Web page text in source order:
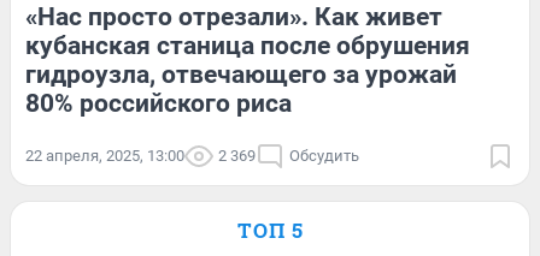
«Нас просто отрезали». Как живет
кубанская станица после обрушения
гидроузла, отвечающего за урожай
80% российского риса
22 апреля, 2025, 13:00 2 369 Обсудить
ТОП 5